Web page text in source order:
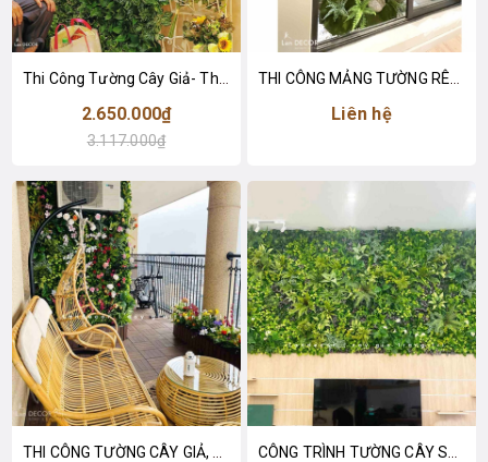
2.650.000₫
3.117.000₫
Liên hệ